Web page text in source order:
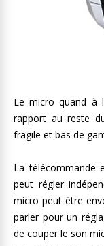
Le micro quand à
rapport au reste
fragile et bas de
La télécommande
peut régler
micro peut être
parler pour un
de couper le son